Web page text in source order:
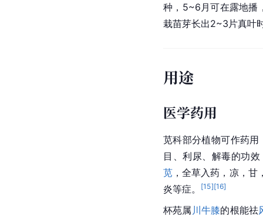
种，5~6月可在露地播
栽苗芽长出2~3片真叶
用途
医学药用
苋科部分植物可作药
目、利尿、解毒的功
苋 ，全草入药，凉，
炎等症。
[15][16]
杯苑属 川牛膝的根能祛